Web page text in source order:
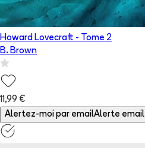
Howard Lovecraft - Tome 2
B. Brown
11,99 €
Alertez-moi par emailAlerte email